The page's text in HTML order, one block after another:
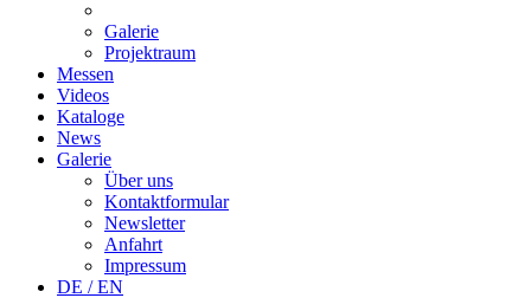
Galerie
Projektraum
Messen
Videos
Kataloge
News
Galerie
Über uns
Kontaktformular
Newsletter
Anfahrt
Impressum
DE / EN